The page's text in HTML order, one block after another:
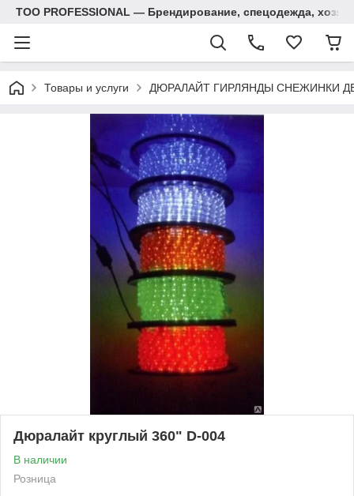
ТОО PROFESSIONAL — Брендирование, спецодежда,
Товары и услуги ДЮРАЛАЙТ ГИРЛЯНДЫ СНЕЖИНКИ
Дюралайт круглый 360" D-004
В наличии
Розница